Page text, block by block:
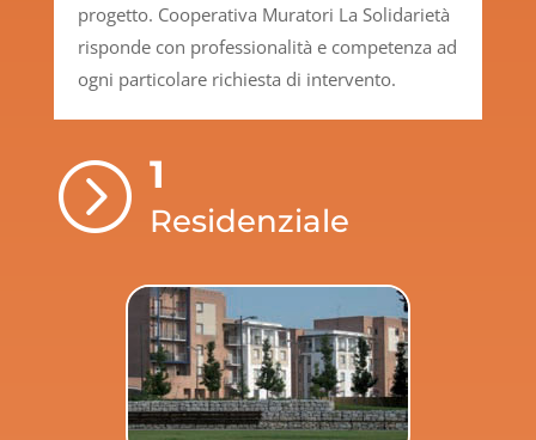
progetto. Cooperativa Muratori La Solidarietà
risponde con professionalità e competenza ad
ogni particolare richiesta di intervento.
= 1
Residenziale